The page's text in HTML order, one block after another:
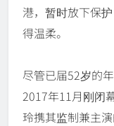
港，暂时放下保
得温柔。
尽管已届52岁的
2017年11月刚闭
玲携其监制兼主